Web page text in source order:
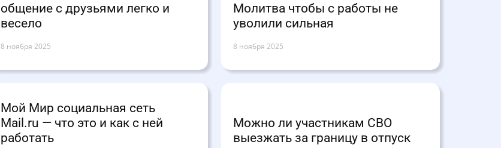
общение с друзьями легко и
весело
8 ноября 2025
Молитва чтобы с работы не
уволили сильная
8 ноября 2025
Мой Мир социальная сеть
Mail.ru — что это и как с ней
работать
Можно ли участникам СВО
выезжать за границу в отпуск